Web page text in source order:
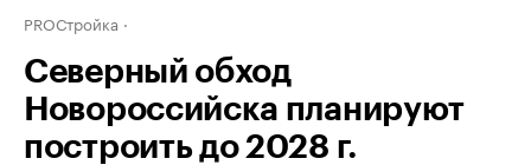
PROСтройка
Северный обход
Новороссийска планируют
построить до 2028 г.